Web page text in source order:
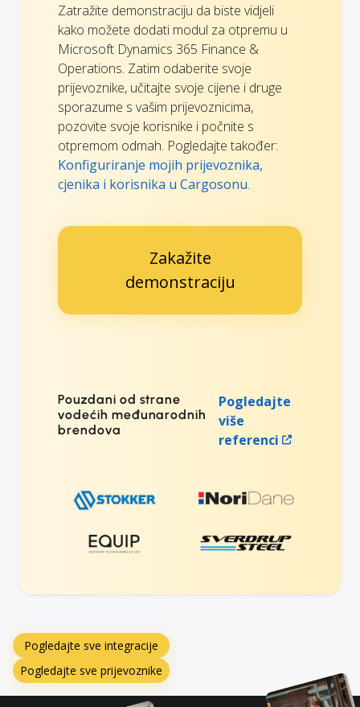
Zatražite demonstraciju da biste vidjeli
kako možete dodati modul za otpremu u
Microsoft Dynamics 365 Finance &
Operations. Zatim odaberite svoje
prijevoznike, učitajte svoje cijene i druge
sporazume s vašim prijevoznicima,
pozovite svoje korisnike i počnite s
otpremom odmah. Pogledajte također:
Konfiguriranje mojih prijevoznika,
cjenika i korisnika u Cargosonu.
Zakažite
demonstraciju
Pouzdani od strane
vodećih međunarodnih
brendova
Pogledajte
više
referenci
Pogledajte sve integracije
Pogledajte sve prijevoznike